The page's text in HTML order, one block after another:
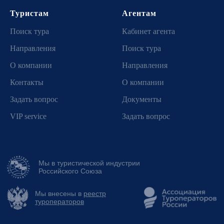
Туристам
Поиск тура
Направления
О компании
Контакты
Задать вопрос
VIP service
Агентам
Кабинет агента
Поиск тура
Направления
О компании
Документы
Задать вопрос
© 1996 — 2025 Xpress Travel | Все права защищены